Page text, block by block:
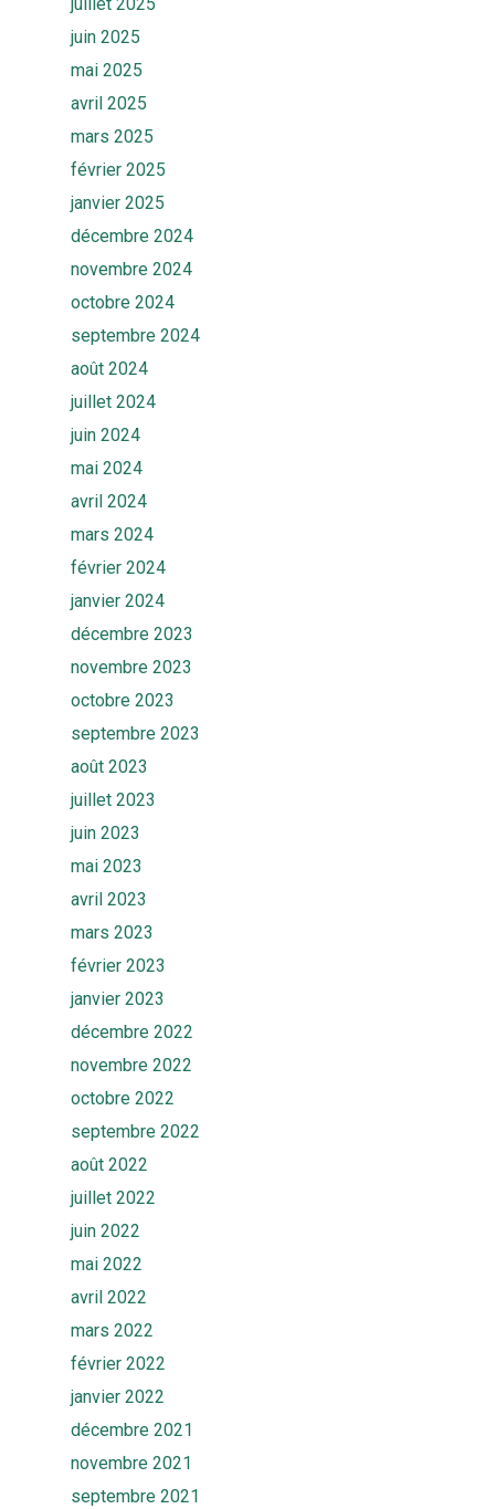
juin 2025
mai 2025
avril 2025
mars 2025
février 2025
janvier 2025
décembre 2024
novembre 2024
octobre 2024
septembre 2024
août 2024
juillet 2024
juin 2024
mai 2024
avril 2024
mars 2024
février 2024
janvier 2024
décembre 2023
novembre 2023
octobre 2023
septembre 2023
août 2023
juillet 2023
juin 2023
mai 2023
avril 2023
mars 2023
février 2023
janvier 2023
décembre 2022
novembre 2022
octobre 2022
septembre 2022
août 2022
juillet 2022
juin 2022
mai 2022
avril 2022
mars 2022
février 2022
janvier 2022
décembre 2021
novembre 2021
septembre 2021